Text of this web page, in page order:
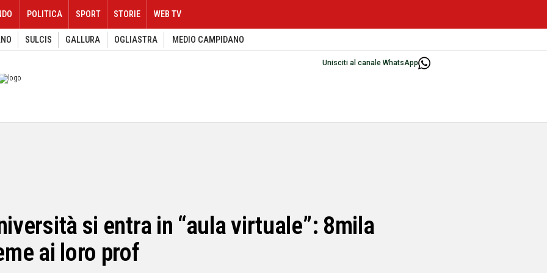
Unisciti al canale WhatsApp
SULCIS GALLURA OGLIASTRA MEDIO CAMPIDANO
POLITICA SPORT STORIE WEB TV
si entra in “aula virtuale”: 8mila
ai loro prof